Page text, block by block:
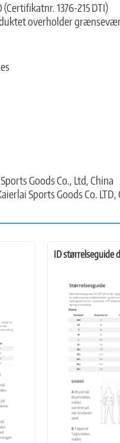
1376-215 DTI)
overholder
Goods Co., Ltd, China
Sports Goods Co. LTD,
ID størrelseguide